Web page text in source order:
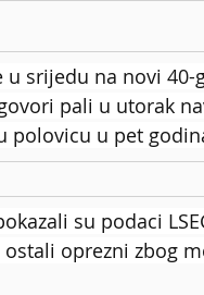
u srijedu na novi
pali u utorak
polovicu u pet
su podaci
oprezni zbog